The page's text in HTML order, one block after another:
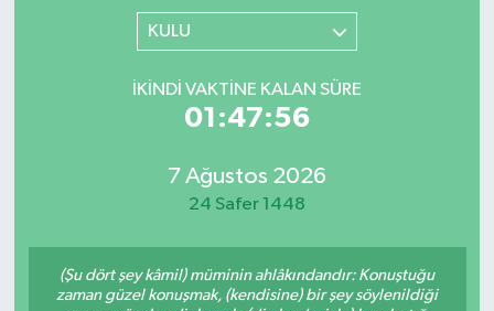
KULU
İKINDI VAKTINE KALAN SÜRE
01:47:56
7 Ağustos 2026
24 Safer 1448
(Şu dört şey kâmil) müminin ahlâkındandır: Konuştuğu
zaman güzel konuşmak, (kendisine) bir şey söylenildiği
Puan Durumu ve Fikstür
Tüm Manşetler